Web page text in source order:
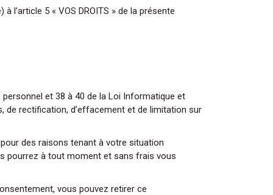
l’article 5 « VOS DROITS » de la présente
et 38 à 40 de la Loi Informatique et
de rectification, d’effacement et de limitation sur
pour des raisons tenant à votre situation
pourrez à tout moment et sans frais vous
vous pouvez retirer ce